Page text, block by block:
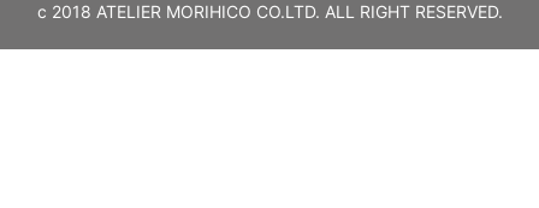
c 2018 ATELIER MORIHICO CO.LTD. ALL RIGHT RESERVED.